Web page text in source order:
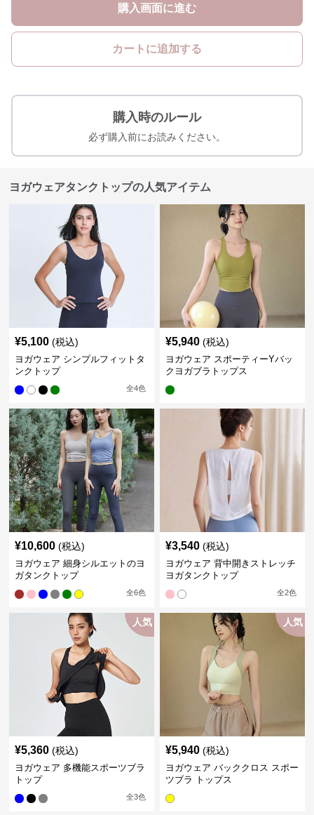
購入画面に進む
カートに追加する
購入時のルール
必ず購入前にお読みください。
ヨガウェアタンクトップの人気アイテム
¥5,100 (税込)
ヨガウェア シンプルフィットタ
ンクトップ
全4色
¥5,940 (税込)
ヨガウェア スポーティーYバッ
クヨガブラトップス
¥10,600 (税込)
ヨガウェア 細身シルエットのヨ
ガタンクトップ
全6色
¥3,540 (税込)
ヨガウェア 背中開きストレッチ
ヨガタンクトップ
全2色
人気
¥5,360 (税込)
ヨガウェア 多機能スポーツブラ
トップ
全3色
人気
¥5,940 (税込)
ヨガウェア バッククロス スポー
ツブラ トップス